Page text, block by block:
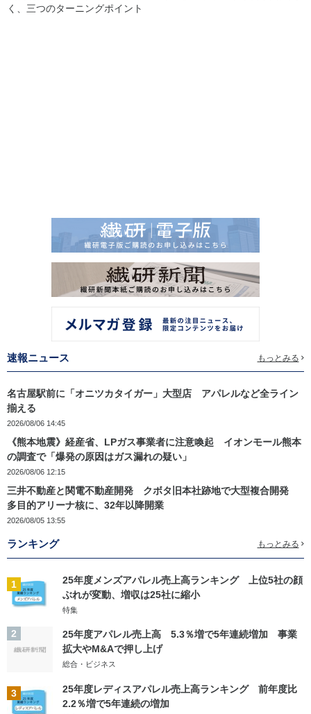
く、三つのターニングポイント
速報ニュース もっとみる
名古屋駅前に「オニツカタイガー」大型店 アパレルなど全ライン
揃える
2026/08/06 14:45
《熊本地震》経産省、LPガス事業者に注意喚起 イオンモール熊本
の調査で「爆発の原因はガス漏れの疑い」
2026/08/06 12:15
三井不動産と関電不動産開発 クボタ旧本社跡地で大型複合開発
多目的アリーナ核に、32年以降開業
2026/08/05 13:55
ランキング もっとみる
1
25年度メンズアパレル売上高ランキング 上位5社の顔
ぶれが変動、増収は25社に縮小
特集
2
25年度アパレル売上高 5.3％増で5年連続増加 事業
拡大やM&Aで押し上げ
総合・ビジネス
3
25年度レディスアパレル売上高ランキング 前年度比
2.2％増で5年連続の増加